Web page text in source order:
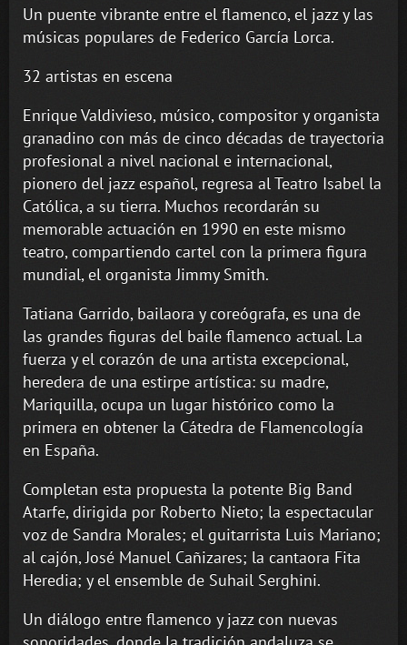
Un puente vibrante entre el flamenco, el jazz y las
músicas populares de Federico García Lorca.
32 artistas en escena
Enrique Valdivieso, músico, compositor y organista
granadino con más de cinco décadas de trayectoria
profesional a nivel nacional e internacional,
pionero del jazz español, regresa al Teatro Isabel la
Católica, a su tierra. Muchos recordarán su
memorable actuación en 1990 en este mismo
teatro, compartiendo cartel con la primera figura
mundial, el organista Jimmy Smith.
Tatiana Garrido, bailaora y coreógrafa, es una de
las grandes figuras del baile flamenco actual. La
fuerza y el corazón de una artista excepcional,
heredera de una estirpe artística: su madre,
Mariquilla, ocupa un lugar histórico como la
primera en obtener la Cátedra de Flamencología
en España.
Completan esta propuesta la potente Big Band
Atarfe, dirigida por Roberto Nieto; la espectacular
voz de Sandra Morales; el guitarrista Luis Mariano;
al cajón, José Manuel Cañizares; la cantaora Fita
Heredia; y el ensemble de Suhail Serghini.
Un diálogo entre flamenco y jazz con nuevas